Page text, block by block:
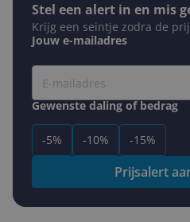
Stel een alert in en mis
Krijg een seintje zodra de
Jouw e-mailadres
Gewenste daling of bedrag
-5% -10% -15%
Prijsalert